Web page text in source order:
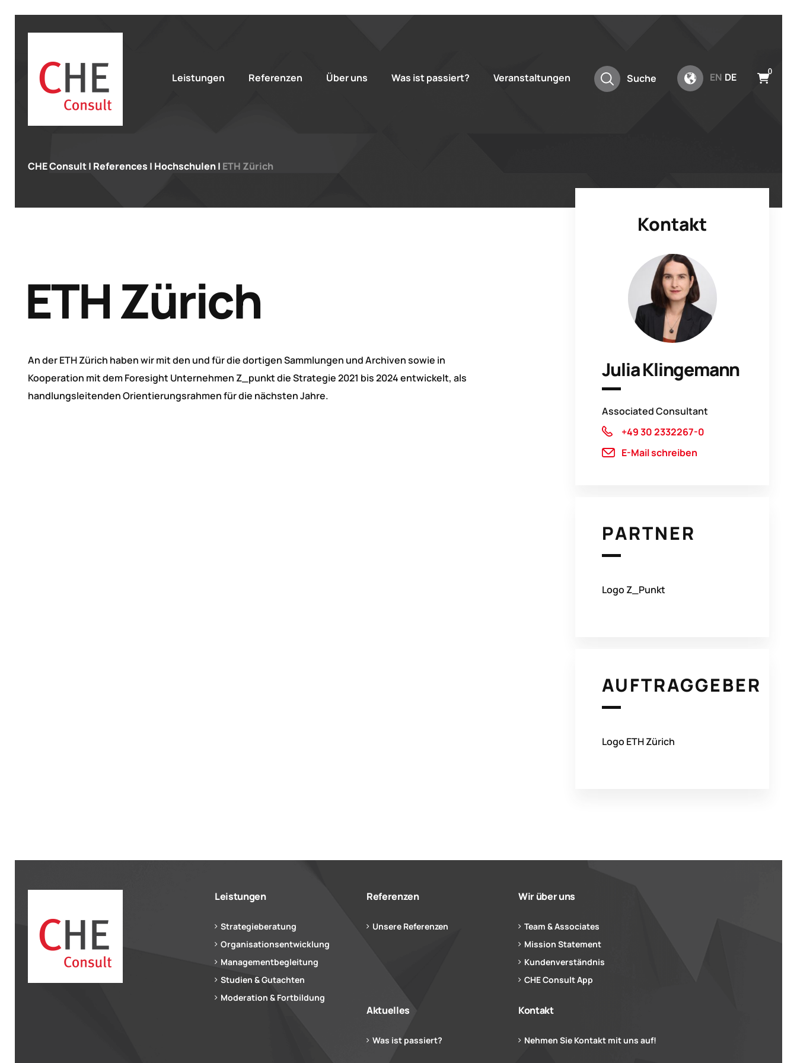
Leistungen Referenzen Über uns Was ist passiert? Veranstaltungen Suche EN DE 0
CHE Consult| References | Hochschulen| ETH Zürich
ETH Zürich
An der ETH Zürich haben wir mit den und für die dortigen Sammlungen und Archiven sowie in
Kooperation mit dem Foresight Unternehmen Z_punkt die Strategie 2021 bis 2024 entwickelt, als
handlungsleitenden Orientierungsrahmen für die nächsten Jahre.
Kontakt
Julia Klingemann
Associated Consultant
+49 30 2332267-0
E-Mail schreiben
PARTNER
Logo Z_Punkt
AUFTRAGGEBER
Logo ETH Zürich
Leistungen
Strategieberatung
Organisationsentwicklung
Managementbegleitung
Studien & Gutachten
Moderation & Fortbildung
Referenzen
Unsere Referenzen
Wir über uns
Team & Associates
Mission Statement
Kundenverständnis
CHE Consult App
Aktuelles
Was ist passiert?
Kontakt
Nehmen Sie Kontakt mit uns auf!